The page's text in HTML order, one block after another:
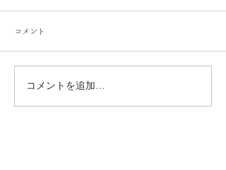
6月直書き御朱印のお知ら
コメント
コメントを追加…